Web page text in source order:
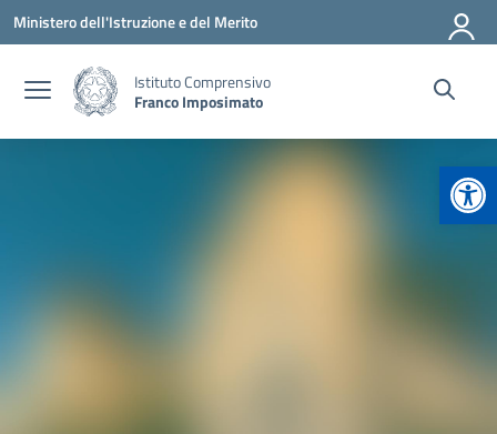
Vai ai contenuti
Vai al menu di navigazione
Vai al footer
Ministero dell'Istruzione e del Merito
Istituto Comprensivo
Franco Imposimato